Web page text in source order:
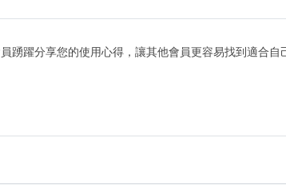
踴躍分享您的使用心得，讓其他會員更容易找到適合